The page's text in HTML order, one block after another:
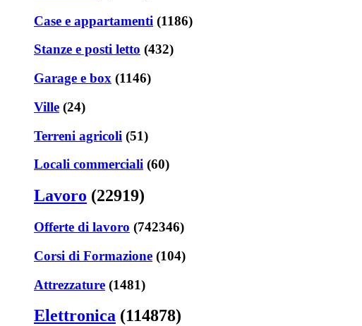
Case e appartamenti (1186)
Stanze e posti letto (432)
Garage e box (1146)
Ville (24)
Terreni agricoli (51)
Locali commerciali (60)
Lavoro (22919)
Offerte di lavoro (742346)
Corsi di Formazione (104)
Attrezzature (1481)
Elettronica (114878)